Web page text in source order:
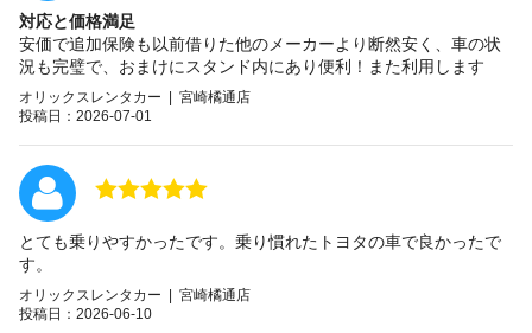
対応と価格満足
安価で追加保険も以前借りた他のメーカーより断然安く、車の状
況も完璧で、おまけにスタンド内にあり便利！また利用します
オリックスレンタカー | 宮崎橘通店
投稿日：2026-07-01
とても乗りやすかったです。乗り慣れたトヨタの車で良かったで
す。
オリックスレンタカー | 宮崎橘通店
投稿日：2026-06-10